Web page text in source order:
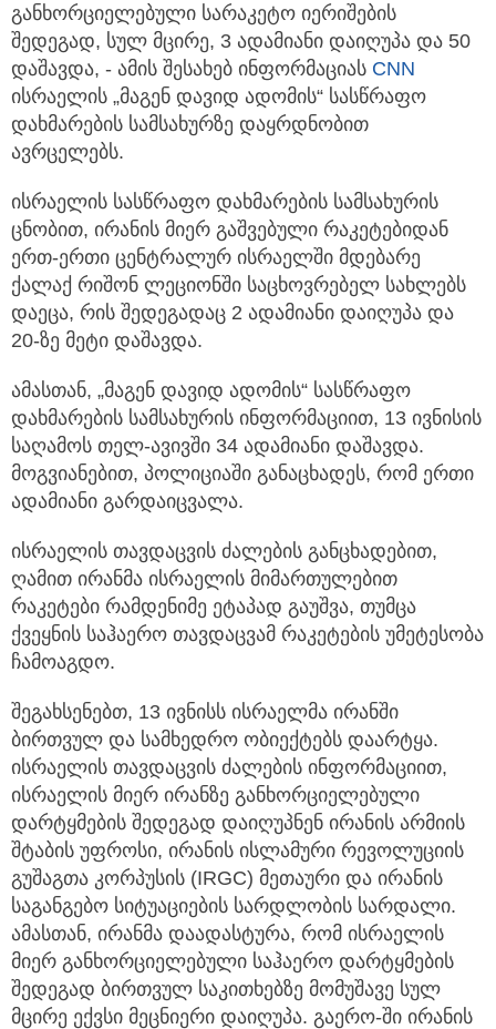
განხორციელებული სარაკეტო იერიშების
შედეგად, სულ მცირე, 3 ადამიანი დაიღუპა და 50
დაშავდა, - ამის შესახებ ინფორმაციას CNN
ისრაელის „მაგენ დავიდ ადომის“ სასწრაფო
დახმარების სამსახურზე დაყრდნობით
ავრცელებს.
ისრაელის სასწრაფო დახმარების სამსახურის
ცნობით, ირანის მიერ გაშვებული რაკეტებიდან
ერთ-ერთი ცენტრალურ ისრაელში მდებარე
ქალაქ რიშონ ლეციონში საცხოვრებელ სახლებს
დაეცა, რის შედეგადაც 2 ადამიანი დაიღუპა და
20-ზე მეტი დაშავდა.
ამასთან, „მაგენ დავიდ ადომის“ სასწრაფო
დახმარების სამსახურის ინფორმაციით, 13 ივნისის
საღამოს თელ-ავივში 34 ადამიანი დაშავდა.
მოგვიანებით, პოლიციაში განაცხადეს, რომ ერთი
ადამიანი გარდაიცვალა.
ისრაელის თავდაცვის ძალების განცხადებით,
ღამით ირანმა ისრაელის მიმართულებით
რაკეტები რამდენიმე ეტაპად გაუშვა, თუმცა
ქვეყნის საჰაერო თავდაცვამ რაკეტების უმეტესობა
ჩამოაგდო.
შეგახსენებთ, 13 ივნისს ისრაელმა ირანში
ბირთვულ და სამხედრო ობიექტებს დაარტყა.
ისრაელის თავდაცვის ძალების ინფორმაციით,
ისრაელის მიერ ირანზე განხორციელებული
დარტყმების შედეგად დაიღუპნენ ირანის არმიის
შტაბის უფროსი, ირანის ისლამური რევოლუციის
გუშაგთა კორპუსის (IRGC) მეთაური და ირანის
საგანგებო სიტუაციების სარდლობის სარდალი.
ამასთან, ირანმა დაადასტურა, რომ ისრაელის
მიერ განხორციელებული საჰაერო დარტყმების
შედეგად ბირთვულ საკითხებზე მომუშავე სულ
მცირე ექვსი მეცნიერი დაიღუპა. გაერო-ში ირანის